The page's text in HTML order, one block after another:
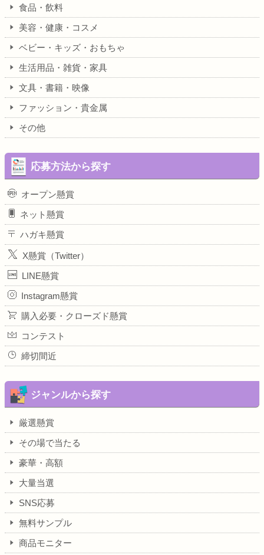
食品・飲料
美容・健康・コスメ
ベビー・キッズ・おもちゃ
生活用品・雑貨・家具
文具・書籍・映像
ファッション・貴金属
その他
応募方法から探す
オープン懸賞
ネット懸賞
ハガキ懸賞
X懸賞（Twitter）
LINE懸賞
Instagram懸賞
購入必要・クローズド懸賞
コンテスト
締切間近
ジャンルから探す
厳選懸賞
その場で当たる
豪華・高額
大量当選
SNS応募
無料サンプル
商品モニター